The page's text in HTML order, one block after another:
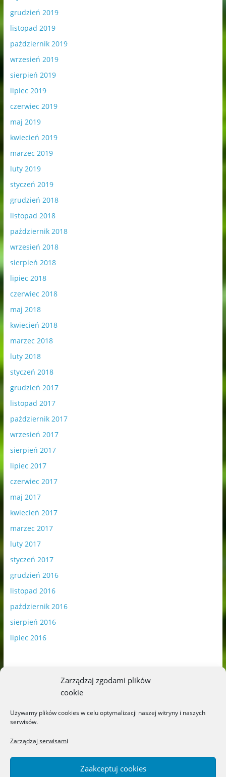
Zarządzaj zgodami plików
cookie
Używamy plików cookies w celu optymalizacji naszej witryny i naszych
serwisów.
Zarządzaj serwisami
Zaakceptuj cookies
grudzień 2019
listopad 2019
październik 2019
wrzesień 2019
sierpień 2019
lipiec 2019
czerwiec 2019
maj 2019
kwiecień 2019
marzec 2019
luty 2019
styczeń 2019
grudzień 2018
listopad 2018
październik 2018
wrzesień 2018
sierpień 2018
lipiec 2018
czerwiec 2018
maj 2018
kwiecień 2018
marzec 2018
luty 2018
styczeń 2018
grudzień 2017
listopad 2017
październik 2017
wrzesień 2017
sierpień 2017
lipiec 2017
czerwiec 2017
maj 2017
kwiecień 2017
marzec 2017
luty 2017
styczeń 2017
grudzień 2016
listopad 2016
październik 2016
sierpień 2016
lipiec 2016